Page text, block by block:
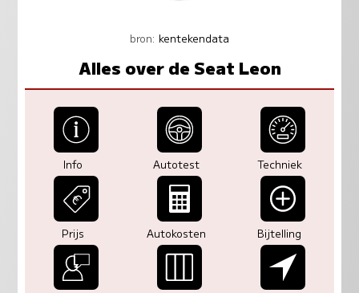
bron: kentekendata
Alles over de Seat Leon
Info Autotest Techniek
Prijs Autokosten Bijtelling